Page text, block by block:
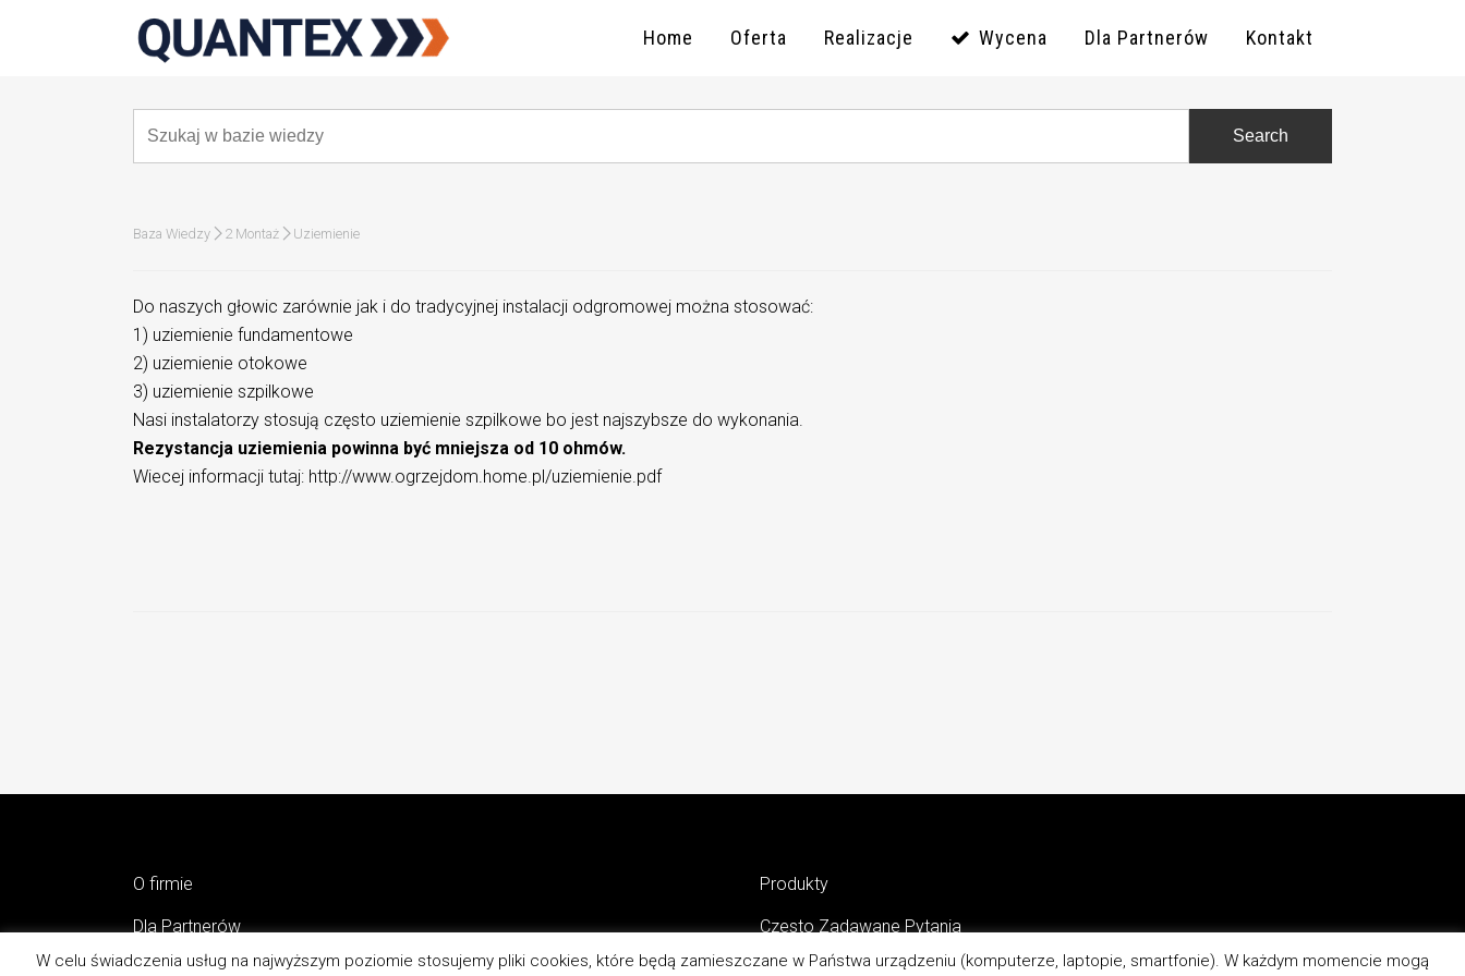
Home Oferta Realizacje Wycena Dla Partnerów Kontakt
Baza Wiedzy 2 Montaż Uziemienie
Do naszych głowic zarównie jak i do tradycyjnej instalacji odgromowej można stosować:
1) uziemienie fundamentowe
2) uziemienie otokowe
3) uziemienie szpilkowe
Nasi instalatorzy stosują często uziemienie szpilkowe bo jest najszybsze do wykonania.
Rezystancja uziemienia powinna być mniejsza od 10 ohmów.
Wiecej informacji tutaj: http://www.ogrzejdom.home.pl/uziemienie.pdf
O firmie
Dla Partnerów
Kontakt
Produkty
Czesto Zadawane Pytania
W celu świadczenia usług na najwyższym poziomie stosujemy pliki cookies, które będą zamieszczane w Państwa urządzeniu (komputerze, laptopie, smartfonie). W każdym momencie mogą